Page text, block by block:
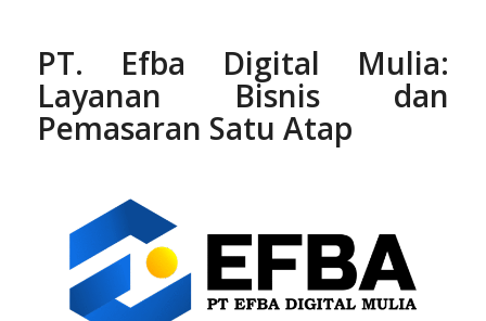
PT. Efba Digital Mulia:
Layanan Bisnis dan
Pemasaran Satu Atap